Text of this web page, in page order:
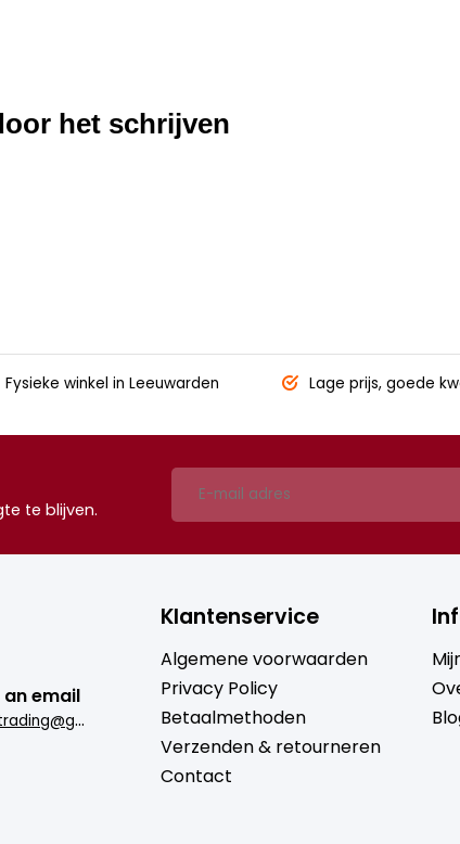
het schrijven
Fysieke winkel in Leeuwarden Lage prijs, goede
te blijven.
an email
b
rugmantrading@gmail.com
Klantenservice
Algemene voorwaarden
Privacy Policy
Betaalmethoden
Verzenden & retourneren
Contact